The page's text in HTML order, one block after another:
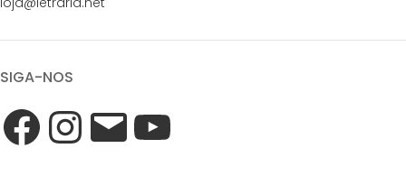
SIGA-NOS